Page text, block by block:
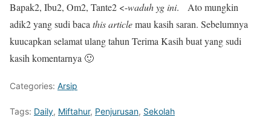
Bapak2, Ibu2, Om2, Tante2 <-waduh yg ini. Ato mungkin
adik2 yang sudi baca this articlemau kasih saran. Sebelumnya
kuucapkan selamat ulang tahun Terima Kasih buat yang sudi
kasih komentarnya 🙂
Categories: Arsip
Tags: Daily, Miftahur, Penjurusan, Sekolah